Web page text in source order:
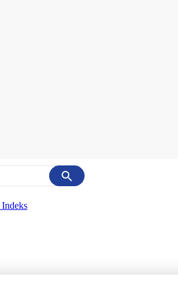
Cancel
Indeks